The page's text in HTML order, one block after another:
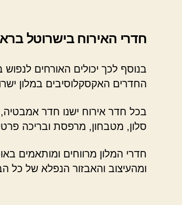
חדרי האירוח בישרוטל
בנוסף לכך יכולים האורחים
החדרים האקסקלוסיבים במלון
בכל חדר אירוח ישנו חדר אמבטיה,
סלון, מטבחון, מרפסת ובריכה
חדרי המלון מרווחים ומותאמים
ומהעיצוב והאבזור הנפלא של כל